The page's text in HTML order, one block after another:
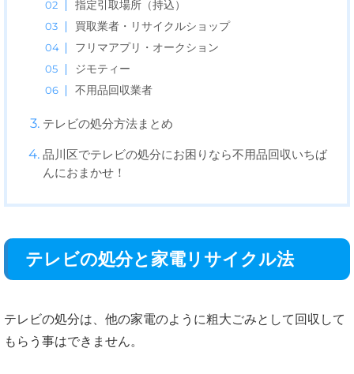
指定引取場所（持込）
買取業者・リサイクルショップ
フリマアプリ・オークション
ジモティー
不用品回収業者
テレビの処分方法まとめ
品川区でテレビの処分にお困りなら不用品回収いちば
んにおまかせ！
テレビの処分と家電リサイクル法
テレビの処分は、他の家電のように粗大ごみとして回収して
もらう事はできません。